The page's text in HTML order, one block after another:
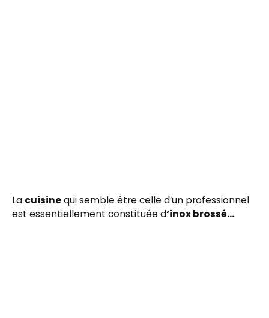
La cuisinequi semble être celle d’un professionnel
est essentiellement constituée d‘inox brossé…